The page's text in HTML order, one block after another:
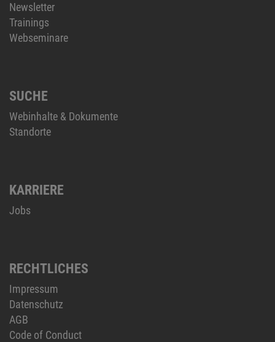
Newsletter
Trainings
Webseminare
SUCHE
Webinhalte & Dokumente
Standorte
KARRIERE
Jobs
RECHTLICHES
Impressum
Datenschutz
AGB
Code of Conduct